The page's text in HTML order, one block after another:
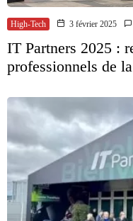
High-Tech 3 février 2025
IT Partners 2025 :
professionnels de